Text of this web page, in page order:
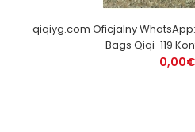
qiqiyg.com Oficjalny WhatsApp:
Bags Qiqi-119
0,00€